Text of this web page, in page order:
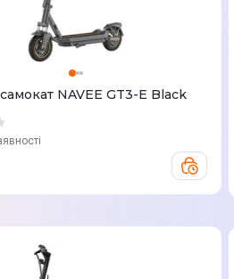
NAVEE GT3-E Black